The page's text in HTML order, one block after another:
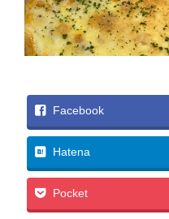
Facebook
Hatena
Pocket